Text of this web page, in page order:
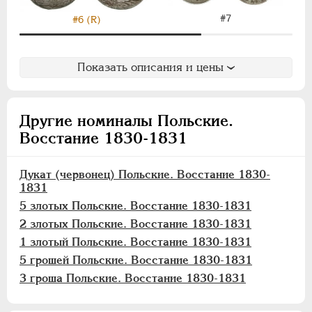
#6 (R) #7
Показать описания и цены
Другие номиналы Польские.
Восстание 1830-1831
Дукат (червонец) Польские. Восстание 1830-
1831
5 злотых Польские. Восстание 1830-1831
2 злотых Польские. Восстание 1830-1831
1 злотый Польские. Восстание 1830-1831
5 грошей Польские. Восстание 1830-1831
3 гроша Польские. Восстание 1830-1831
Хорезмская Республика
Йеверские монеты
Польские. Осада Замостья
Дукат (червонец)
5 злотых
1 злотый
10 грошей
5 грошей
3 гроша
Польские. Город Краков
Французские монеты